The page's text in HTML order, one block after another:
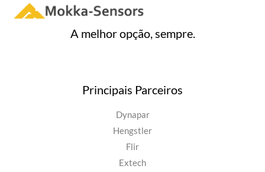
A melhor opção, sempre.
Principais Parceiros
Dynapar
Hengstler
Flir
Extech